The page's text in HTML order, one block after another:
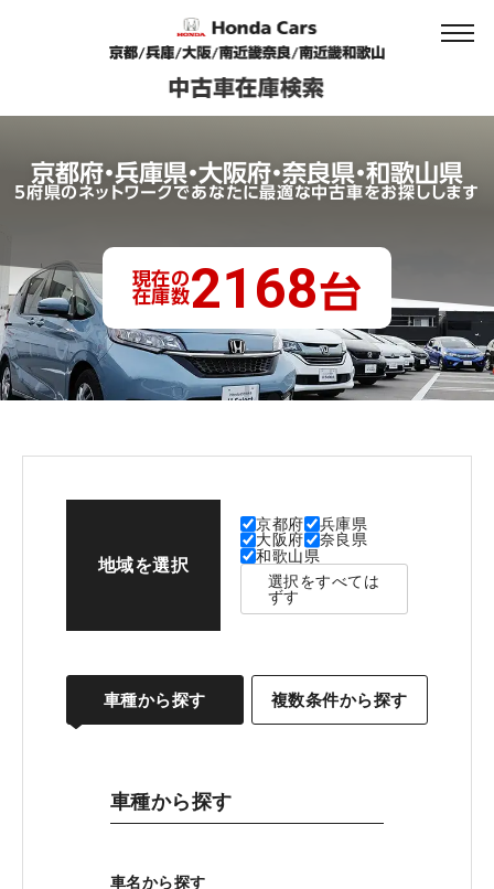
京都府・兵庫県・大阪府・奈良県・和歌山県
5府県のネットワークであなたに最適な中古車をお探しします
現在の
在庫数2168台
地域を選択
京都府
兵庫県
大阪府
奈良県
和歌山県
選択をすべては
ずす
車種から探す 複数条件から探す
車種から探す
車名から探す